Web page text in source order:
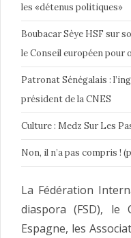
les «détenus politiques»
Boubacar Sèye HSF sur
le Conseil européen
Patronat Sénégalais :
président de la CNES
Culture : Medz Sur Les
Non, il n’a pas compris !
La Fédération
diaspora (FSD), le
Espagne, les